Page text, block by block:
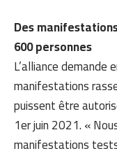
Des
600 personnes
L’alliance
manifestations
puissent être
1er juin 2021. «
manifestations